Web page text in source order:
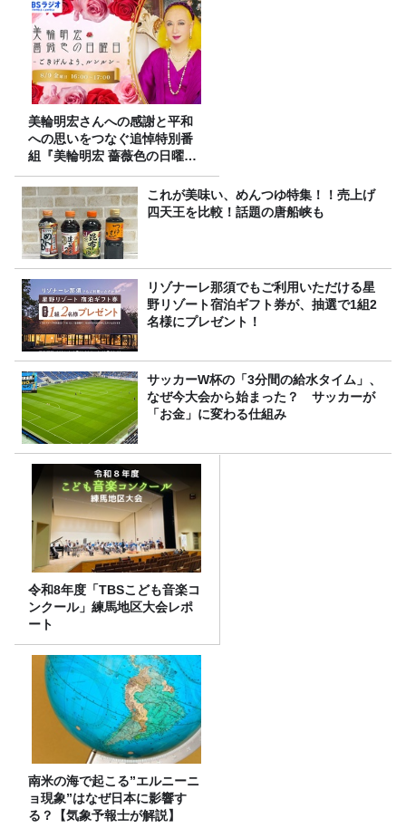
美輪明宏さんへの感謝と平和
への思いをつなぐ追悼特別番
組『美輪明宏 薔薇色の日曜日
～ごきげんよう、ルンルン
～』8/9（日）16時放送これが美味い、めんつゆ特集！！売上げ
四天王を比較！話題の唐船峡も
リゾナーレ那須でもご利用いただける星
野リゾート宿泊ギフト券が、抽選で1組2
名様にプレゼント！
サッカーW杯の「3分間の給水タイム」、
なぜ今大会から始まった？ サッカーが
「お金」に変わる仕組み
令和8年度「TBSこども音楽コ
ンクール」練馬地区大会レポ
ート
南米の海で起こる”エルニーニ
ョ現象”はなぜ日本に影響す
る？【気象予報士が解説】